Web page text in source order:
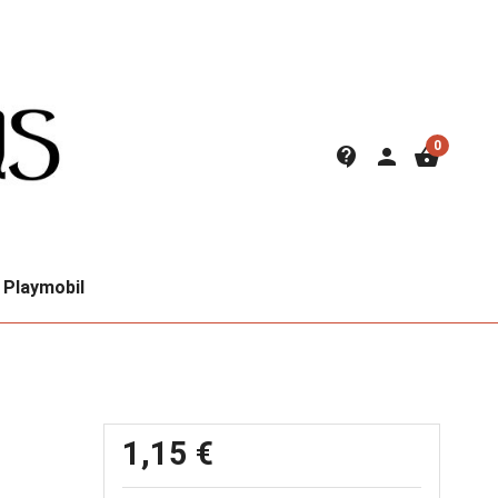
contact_support person shopping_basket0
Playmobil
1,15 €